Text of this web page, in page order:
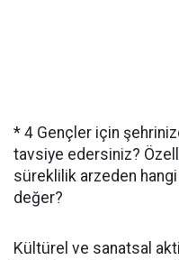
* 4 Gençler için
tavsiye edersiniz?
süreklilik arzeden
değer?
Kültürel ve sanatsal